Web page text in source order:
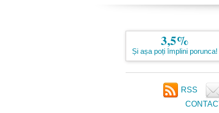
3,5%
Și așa poți împlini porunca!
RSS